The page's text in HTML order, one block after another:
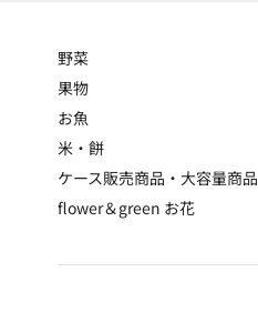
野菜
果物
お魚
米・餅
ケース販売商品・大容量商品
flower＆green お花